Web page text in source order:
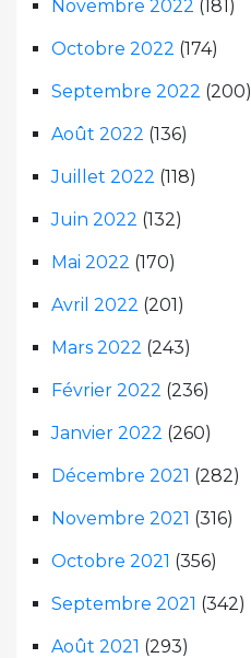
Novembre 2022 (181)
Octobre 2022 (174)
Septembre 2022 (200)
Août 2022 (136)
Juillet 2022 (118)
Juin 2022 (132)
Mai 2022 (170)
Avril 2022 (201)
Mars 2022 (243)
Février 2022 (236)
Janvier 2022 (260)
Décembre 2021 (282)
Novembre 2021 (316)
Octobre 2021 (356)
Septembre 2021 (342)
Août 2021 (293)